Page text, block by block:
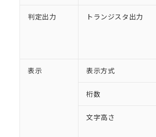
判定出力 トランジスタ出力
表示 表示方式
桁数
文字高さ